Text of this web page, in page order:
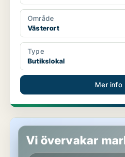
Område
Västerort
Type
Butikslokal
Mer info
Butikslokal i Västerort
Vi övervakar